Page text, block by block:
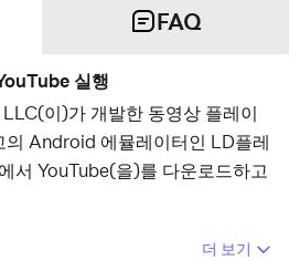
FAQ
실행
이)가 개발한 동영상 플레이
의 Android 에뮬레이터인 LD플레
서 YouTube(을)를 다운로드하고
를 실행하면 보다 큰 화면에서 이
더 보기